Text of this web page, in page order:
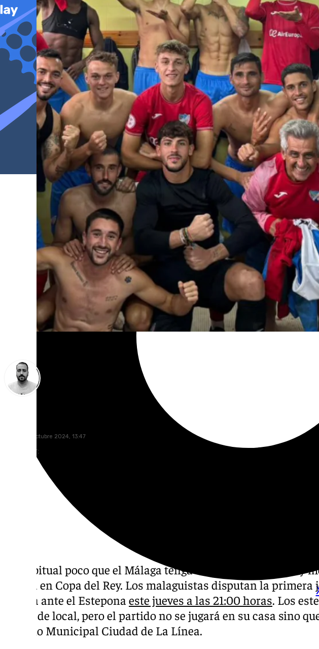
jueves, 31 octubre 2024, 13:47
Compartir:
Es habitual poco que el Málaga tenga un derbi malagueño y
ocurra en Copa del Rey. Los malaguistas disputan la primera
copera ante el Estepona este jueves a las 21:00 horas. Los
harán de local, pero el partido no se jugará en su casa sino
Estadio Municipal Ciudad de La Línea.